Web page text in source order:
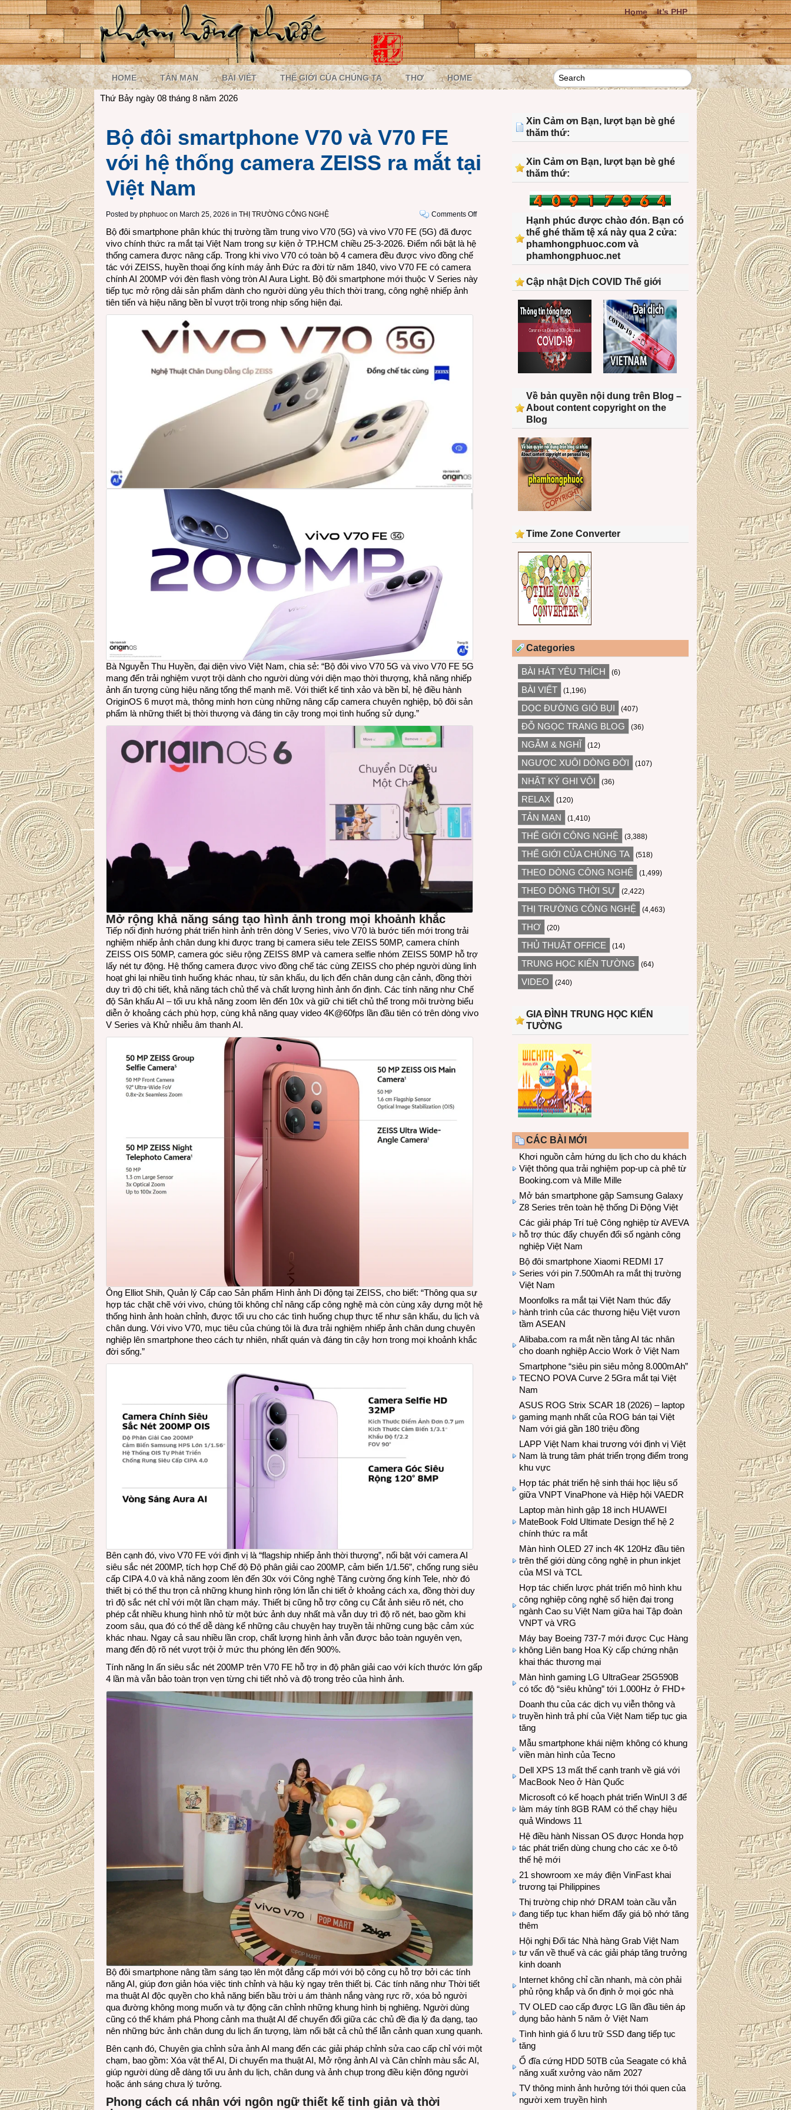
Home It’s PHP
HOME TẢN MẠN BÀI VIẾT THẾ GIỚI CỦA CHÚNG TA THƠ HOME
Thứ Bảy ngày 08 tháng 8 năm 2026
Bộ đôi smartphone V70 và V70 FE
với hệ thống camera ZEISS ra mắt tại
Việt Nam
Posted by phphuoc on March 25, 2026 in THỊ TRƯỜNG CÔNG NGHỆ Comments Offon
Bộ đôi smartphone phân khúc thị trường tầm trung vivo V70 (5G) và vivo V70 FE (5G) đã được
vivo chính thức ra mắt tại Việt Nam trong sự kiện ở TP.HCM chiều 25-3-2026. Điểm nổi bật là hệ
thống camera được nâng cấp. Trong khi vivo V70 có toàn bộ 4 camera đều được vivo đồng chế
tác với ZEISS, huyền thoại ống kính máy ảnh Đức ra đời từ năm 1840, vivo V70 FE có camera
chính AI 200MP với đèn flash vòng tròn AI Aura Light. Bộ đôi smartphone mới thuộc V Series này
tiếp tục mở rộng dải sản phẩm dành cho người dùng yêu thích thời trang, công nghệ nhiếp ảnh
tiên tiến và hiệu năng bền bỉ vượt trội trong nhịp sống hiện đại.
Bà Nguyễn Thu Huyền, đại diện vivo Việt Nam, chia sẻ: “Bộ đôi vivo V70 5G và vivo V70 FE 5G
mang đến trải nghiệm vượt trội dành cho người dùng với diện mạo thời thượng, khả năng nhiếp
ảnh ấn tượng cùng hiệu năng tổng thể mạnh mẽ. Với thiết kế tinh xảo và bền bỉ, hệ điều hành
OriginOS 6 mượt mà, thông minh hơn cùng những nâng cấp camera chuyên nghiệp, bộ đôi sản
phẩm là những thiết bị thời thượng và đáng tin cậy trong mọi tình huống sử dụng.”
Mở rộng khả năng sáng tạo hình ảnh trong mọi khoảnh khắc
Tiếp nối định hướng phát triển hình ảnh trên dòng V Series, vivo V70 là bước tiến mới trong trải
nghiệm nhiếp ảnh chân dung khi được trang bị camera siêu tele ZEISS 50MP, camera chính
ZEISS OIS 50MP, camera góc siêu rộng ZEISS 8MP và camera selfie nhóm ZEISS 50MP hỗ trợ
lấy nét tự động. Hệ thống camera được vivo đồng chế tác cùng ZEISS cho phép người dùng linh
hoạt ghi lại nhiều tình huống khác nhau, từ sân khấu, du lịch đến chân dung cận cảnh, đồng thời
duy trì độ chi tiết, khả năng tách chủ thể và chất lượng hình ảnh ổn định. Các tính năng như Chế
độ Sân khấu AI – tối ưu khả năng zoom lên đến 10x và giữ chi tiết chủ thể trong môi trường biểu
diễn ở khoảng cách phù hợp, cùng khả năng quay video 4K@60fps lần đầu tiên có trên dòng vivo
V Series và Khử nhiễu âm thanh AI.
Ông Elliot Shih, Quản lý Cấp cao Sản phẩm Hình ảnh Di động tại ZEISS, cho biết: “Thông qua sự
hợp tác chặt chẽ với vivo, chúng tôi không chỉ nâng cấp công nghệ mà còn cùng xây dựng một hệ
thống hình ảnh hoàn chỉnh, được tối ưu cho các tình huống chụp thực tế như sân khấu, du lịch và
chân dung. Với vivo V70, mục tiêu của chúng tôi là đưa trải nghiệm nhiếp ảnh chân dung chuyên
nghiệp lên smartphone theo cách tự nhiên, nhất quán và đáng tin cậy hơn trong mọi khoảnh khắc
đời sống.”
Bên cạnh đó, vivo V70 FE với định vị là “flagship nhiếp ảnh thời thượng”, nổi bật với camera AI
siêu sắc nét 200MP, tích hợp Chế độ Độ phân giải cao 200MP, cảm biến 1/1.56”, chống rung siêu
cấp CIPA 4.0 và khả năng zoom lên đến 30x với Công nghệ Tăng cường ống kính Tele, nhờ đó
thiết bị có thể thu trọn cả những khung hình rộng lớn lẫn chi tiết ở khoảng cách xa, đồng thời duy
trì độ sắc nét chỉ với một lần chạm máy. Thiết bị cũng hỗ trợ công cụ Cắt ảnh siêu rõ nét, cho
phép cắt nhiều khung hình nhỏ từ một bức ảnh duy nhất mà vẫn duy trì độ rõ nét, bao gồm khi
zoom sâu, qua đó có thể dễ dàng kể những câu chuyện hay truyền tải những cung bậc cảm xúc
khác nhau. Ngay cả sau nhiều lần crop, chất lượng hình ảnh vẫn được bảo toàn nguyên vẹn,
mang đến độ rõ nét vượt trội ở mức thu phóng lên đến 900%.
Tính năng In ấn siêu sắc nét 200MP trên V70 FE hỗ trợ in độ phân giải cao với kích thước lớn gấp
4 lần mà vẫn bảo toàn trọn vẹn từng chi tiết nhỏ và độ trong trẻo của hình ảnh.
Bộ đôi smartphone nâng tầm sáng tạo lên một đẳng cấp mới với bộ công cụ hỗ trợ bởi các tính
năng AI, giúp đơn giản hóa việc tinh chỉnh và hậu kỳ ngay trên thiết bị. Các tính năng như Thời tiết
ma thuật AI độc quyền cho khả năng biến bầu trời u ám thành nắng vàng rực rỡ, xóa bỏ người
qua đường không mong muốn và tự động căn chỉnh những khung hình bị nghiêng. Người dùng
cũng có thể khám phá Phong cảnh ma thuật AI để chuyển đổi giữa các chủ đề địa lý đa dạng, tạo
nên những bức ảnh chân dung du lịch ấn tượng, làm nổi bật cả chủ thể lẫn cảnh quan xung quanh.
Bên cạnh đó, Chuyên gia chỉnh sửa ảnh AI mang đến các giải pháp chỉnh sửa cao cấp chỉ với một
chạm, bao gồm: Xóa vật thể AI, Di chuyển ma thuật AI, Mở rộng ảnh AI và Cân chỉnh màu sắc AI,
giúp người dùng dễ dàng tối ưu ảnh du lịch, chân dung và ảnh chụp trong điều kiện đông người
hoặc ánh sáng chưa lý tưởng.
Phong cách cá nhân với ngôn ngữ thiết kế tinh giản và thời
Xin Cảm ơn Bạn, lượt bạn bè ghé
thăm thứ:
Xin Cảm ơn Bạn, lượt bạn bè ghé
thăm thứ:
Hạnh phúc được chào đón. Bạn có
thể ghé thăm tệ xá này qua 2 cửa:
phamhongphuoc.com và
phamhongphuoc.net
Cập nhật Dịch COVID Thế giới
Về bản quyền nội dung trên Blog –
About content copyright on the
Blog
Time Zone Converter
Categories
BÀI HÁT YÊU THÍCH (6)
BÀI VIẾT (1,196)
DỌC ĐƯỜNG GIÓ BỤI (407)
ĐỖ NGỌC TRANG BLOG (36)
NGẪM & NGHĨ (12)
NGƯỢC XUÔI DÒNG ĐỜI (107)
NHẬT KÝ GHI VỘI (36)
RELAX (120)
TẢN MẠN (1,410)
THẾ GIỚI CÔNG NGHỆ (3,388)
THẾ GIỚI CỦA CHÚNG TA (518)
THEO DÒNG CÔNG NGHỆ (1,499)
THEO DÒNG THỜI SỰ (2,422)
THỊ TRƯỜNG CÔNG NGHỆ (4,463)
THƠ (20)
THỦ THUẬT OFFICE (14)
TRUNG HỌC KIẾN TƯỜNG (64)
VIDEO (240)
GIA ĐÌNH TRUNG HỌC KIẾN
TƯỜNG
CÁC BÀI MỚI
Khơi nguồn cảm hứng du lịch cho du khách
Việt thông qua trải nghiệm pop-up cà phê từ
Booking.com và Mille Mille
Mở bán smartphone gập Samsung Galaxy
Z8 Series trên toàn hệ thống Di Động Việt
Các giải pháp Trí tuệ Công nghiệp từ AVEVA
hỗ trợ thúc đẩy chuyển đổi số ngành công
nghiệp Việt Nam
Bộ đôi smartphone Xiaomi REDMI 17
Series với pin 7.500mAh ra mắt thị trường
Việt Nam
Moonfolks ra mắt tại Việt Nam thúc đẩy
hành trình của các thương hiệu Việt vươn
tầm ASEAN
Alibaba.com ra mắt nền tảng AI tác nhân
cho doanh nghiệp Accio Work ở Việt Nam
Smartphone “siêu pin siêu mỏng 8.000mAh”
TECNO POVA Curve 2 5Gra mắt tại Việt
Nam
ASUS ROG Strix SCAR 18 (2026) – laptop
gaming mạnh nhất của ROG bán tại Việt
Nam với giá gần 180 triệu đồng
LAPP Việt Nam khai trương với định vị Việt
Nam là trung tâm phát triển trọng điểm trong
khu vực
Hợp tác phát triển hệ sinh thái học liệu số
giữa VNPT VinaPhone và Hiệp hội VAEDR
Laptop màn hình gập 18 inch HUAWEI
MateBook Fold Ultimate Design thế hệ 2
chính thức ra mắt
Màn hình OLED 27 inch 4K 120Hz đầu tiên
trên thế giới dùng công nghệ in phun inkjet
của MSI và TCL
Hợp tác chiến lược phát triển mô hình khu
công nghiệp công nghệ số hiện đại trong
ngành Cao su Việt Nam giữa hai Tập đoàn
VNPT và VRG
Máy bay Boeing 737-7 mới được Cục Hàng
không Liên bang Hoa Kỳ cấp chứng nhận
khai thác thương mại
Màn hình gaming LG UltraGear 25G590B
có tốc độ “siêu khủng” tới 1.000Hz ở FHD+
Doanh thu của các dịch vụ viễn thông và
truyền hình trả phí của Việt Nam tiếp tục gia
tăng
Mẫu smartphone khái niệm không có khung
viền màn hình của Tecno
Dell XPS 13 mất thế cạnh tranh về giá với
MacBook Neo ở Hàn Quốc
Microsoft có kế hoạch phát triển WinUI 3 để
làm máy tính 8GB RAM có thể chạy hiệu
quả Windows 11
Hệ điều hành Nissan OS được Honda hợp
tác phát triển dùng chung cho các xe ô-tô
thế hệ mới
21 showroom xe máy điện VinFast khai
trương tại Philippines
Thị trường chip nhớ DRAM toàn cầu vẫn
đang tiếp tục khan hiếm đẩy giá bộ nhớ tăng
thêm
Hội nghị Đối tác Nhà hàng Grab Việt Nam
tư vấn về thuế và các giải pháp tăng trưởng
kinh doanh
Internet không chỉ cần nhanh, mà còn phải
phủ rộng khắp và ổn định ở mọi góc nhà
TV OLED cao cấp được LG lần đầu tiên áp
dụng bảo hành 5 năm ở Việt Nam
Tình hình giá ổ lưu trữ SSD đang tiếp tục
tăng
Ổ đĩa cứng HDD 50TB của Seagate có khả
năng xuất xưởng vào năm 2027
TV thông minh ảnh hưởng tới thói quen của
người xem truyền hình